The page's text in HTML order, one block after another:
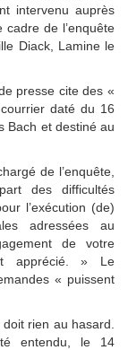
intervenu auprès
de l’enquête
Diack, Lamine le
presse cite des «
daté du 16
Bach et destiné au
de l’enquête,
des difficultés
l’exécution (de)
adressées au
de votre
apprécié. » Le
« puissent
rien au hasard.
entendu, le 14